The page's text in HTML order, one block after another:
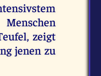
zeigt
jenen zu